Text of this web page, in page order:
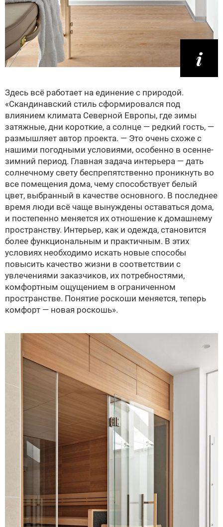
Здесь всё работает на единение с природой.
«Скандинавский стиль сформировался под
влиянием климата Северной Европы, где зимы
затяжные, дни короткие, а солнце — редкий гость, —
размышляет автор проекта. — Это очень схоже с
нашими погодными условиями, особенно в осенне-
зимний период. Главная задача интерьера — дать
солнечному свету беспрепятственно проникнуть во
все помещения дома, чему способствует белый
цвет, выбранный в качестве основного. В последнее
время люди всё чаще вынуждены оставаться дома,
и постепенно меняется их отношение к домашнему
пространству. Интерьер, как и одежда, становится
более функциональным и практичным. В этих
условиях необходимо искать новые способы
повысить качество жизни в соответствии с
увлечениями заказчиков, их потребностями,
комфортным ощущением в ограниченном
пространстве. Понятие роскоши меняется, теперь
комфорт — новая роскошь».